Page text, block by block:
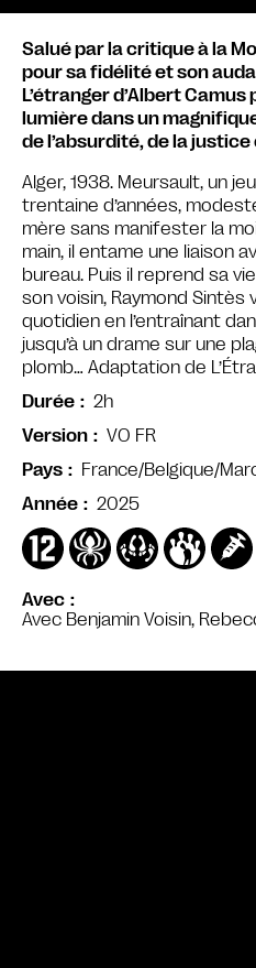
Avec
Avec Benjamin Voisin,
Salué par la critique à la
pour sa fidélité et son
L’étranger d’Albert
lumière dans un
de l’absurdité, de la justice
Alger, 1938. Meursault, un
trentaine d’années,
mère sans manifester la
main, il entame une liaison
bureau. Puis il reprend sa
son voisin, Raymond
quotidien en l’entraînant
jusqu’à un drame sur une
plomb… Adaptation de
Durée
2h
Version
VO FR
Pays
France/Belgique/
Année
2025